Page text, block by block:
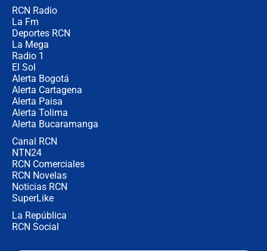
RCN Radio
La Fm
Deportes RCN
La Mega
Radio 1
El Sol
Alerta Bogotá
Alerta Cartagena
Alerta Paisa
Alerta Tolima
Alerta Bucaramanga
Canal RCN
NTN24
RCN Comerciales
RCN Novelas
Noticias RCN
SuperLike
La República
RCN Social